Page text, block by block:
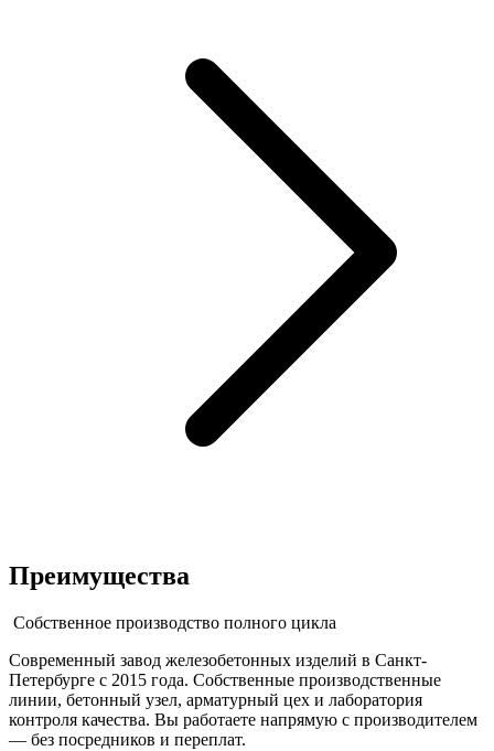
Преимущества
Собственное производство полного цикла
Современный завод железобетонных изделий в Санкт-
Петербурге с 2015 года. Собственные производственные
линии, бетонный узел, арматурный цех и лаборатория
контроля качества. Вы работаете напрямую с производителем
— без посредников и переплат.